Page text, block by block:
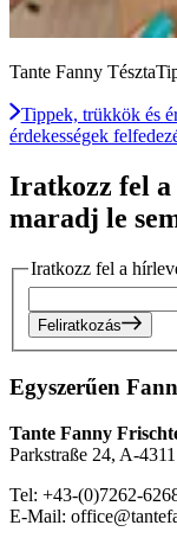
Tante Fanny
Tippek, trükkök és
érdekességek
Iratkozz fel a
maradj le
Iratkozz fel a
Feliratkozás
Egyszerűen
Tante Fanny
Parkstraße 24, A-
Tel: +43-(0)7262-
E-Mail: